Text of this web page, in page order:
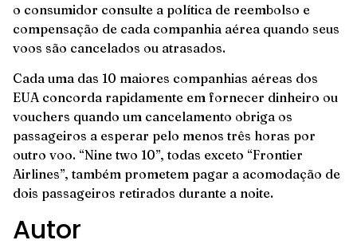
o consumidor consulte a política de reembolso e
compensação de cada companhia aérea quando seus
voos são cancelados ou atrasados.
Cada uma das 10 maiores companhias aéreas dos
EUA concorda rapidamente em fornecer dinheiro ou
vouchers quando um cancelamento obriga os
passageiros a esperar pelo menos três horas por
outro voo. “Nine two 10”, todas exceto “Frontier
Airlines”, também prometem pagar a acomodação de
dois passageiros retirados durante a noite.
Autor